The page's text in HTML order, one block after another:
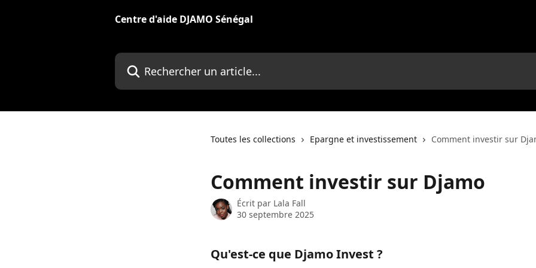
Centre d'aide DJAMO Sénégal
Rechercher un article...
Toutes les collections Epargne et investissement Comment investir sur
Comment investir sur Djamo
Écrit par Lala Fall
30 septembre 2025
Qu'est-ce que Djamo Invest ?